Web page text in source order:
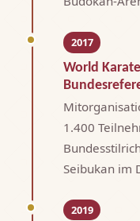
2017
World
1.400
Seibukan im
2019